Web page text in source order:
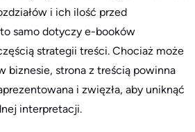
i ich ilość przed
samo dotyczy e-booków
strategii treści. Chociaż może
biznesie, strona z treścią powinna
i zwięzła, aby uniknąć
interpretacji.